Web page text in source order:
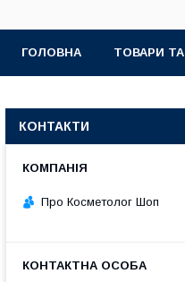
ГОЛОВНА ТОВАРИ
КОНТАКТИ
Про Косметолог Шоп